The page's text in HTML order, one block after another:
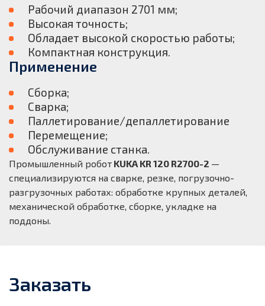
Рабочий диапазон 2701 мм;
Высокая точность;
Обладает высокой скоростью работы;
Компактная конструкция.
Применение
Сборка;
Сварка;
Паллетирование/депаллетирование
Перемещение;
Обслуживание станка.
Промышленный робот KUKA KR 120 R2700-2 —
специализируются на сварке, резке, погрузочно-
разгрузочных работах: обработке крупных деталей,
механической обработке, сборке, укладке на
поддоны.
Заказать